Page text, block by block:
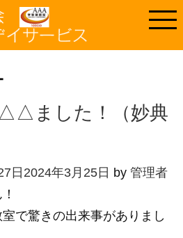
ました！（妙典
日 2024年3月25日 by 管理者
で驚きの出来事がありまし